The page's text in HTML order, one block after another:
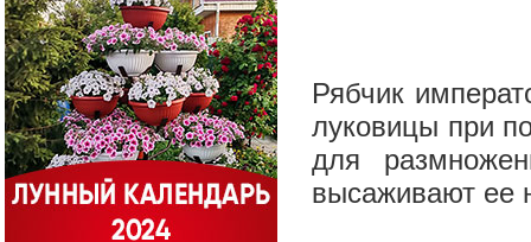
Рябчик
луковицы при
для
высаживают ее